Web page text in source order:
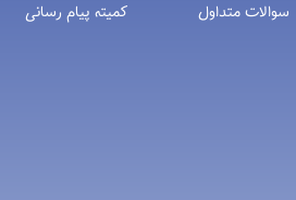
سوالات متداول کمیته پیام رسانی